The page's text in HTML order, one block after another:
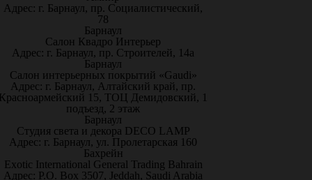
Адрес: г. Барнаул, пр. Социалистический,
78
Барнаул
Салон Квадро Интерьер
Адрес: г. Барнаул, пр. Строителей, 14а
Барнаул
Салон интерьерных покрытий «Gaudi»
Адрес: г. Барнаул, Алтайский край, пр.
15, ТОЦ Демидовский, 1
подъезд, 2 этаж
Барнаул
Студия света и декора DECO LAMP
Адрес: г. Барнаул, ул. Пролетарская 160
Бахрейн
Exotic International General Trading Bahrain
Адрес: P.O. Box 3507, Jeddah, Saudi Arabia